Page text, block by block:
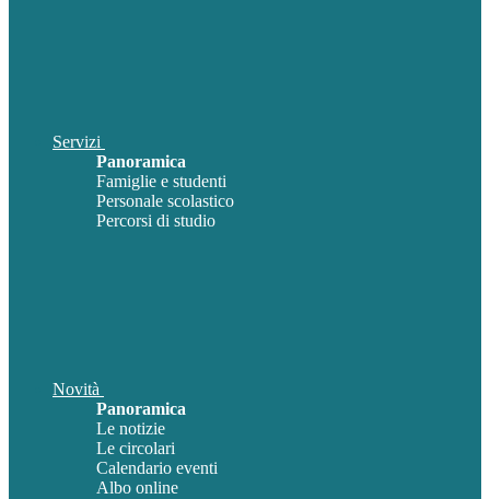
Servizi
Panoramica
Famiglie e studenti
Personale scolastico
Percorsi di studio
Novità
Panoramica
Le notizie
Le circolari
Calendario eventi
Albo online